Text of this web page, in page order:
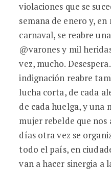
violaciones que se
semana de enero y,
carnaval, se reabre
@varones y mil
vez, mucho.
indignación reabre
lucha corta, de cada
de cada huelga, y una
mujer rebelde que nos
días otra vez se
todo el país, en
van a hacer sinergia a